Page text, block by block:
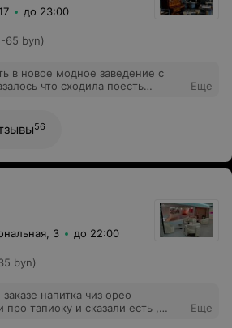
до 23:00
65 byn)
в новое модное заведение с
что сходила поесть
маленькие креветки за 19
не экономят на продуктах как
пробовать после такого
Еще
56
3 до 22:00
byn)
напитка чиз орео
про тапиоку и сказали есть ,
Еще